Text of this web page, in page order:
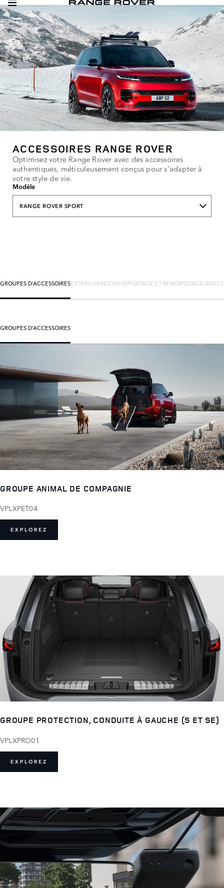
ACCESSOIRES RANGE ROVER
Optimisez votre Range Rover avec des accessoires
authentiques, méticuleusement conçus pour s'adapter à
votre style de vie.
Modèle
RANGE ROVER SPORT
GROUPES D’ACCESSOIRESEXTÉRIEURINTÉRIEURPORTAGE ET REMORQUAGE
GROUPES D’ACCESSOIRES
GROUPE ANIMAL DE COMPAGNIE
VPLXPET04
EXPLOREZ
GROUPE PROTECTION, CONDUITE À GAUCHE (S ET SE)
VPLXPRO01
EXPLOREZ